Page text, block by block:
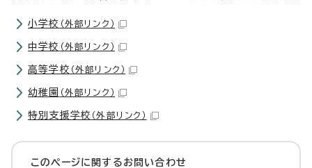
小学校 （外部リンク）
中学校 （外部リンク）
高等学校 （外部リンク）
幼稚園 （外部リンク）
特別支援学校 （外部リンク）
このページに関する お問い合わせ